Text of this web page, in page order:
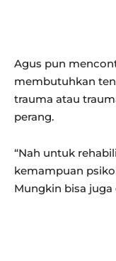
Agus pun
membutuhkan
trauma atau
perang.
“Nah untuk
kemampuan
Mungkin bisa juga